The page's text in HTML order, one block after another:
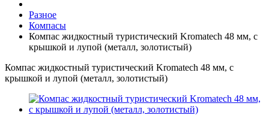
Разное
Компасы
Компас жидкостный туристический Kromatech 48 мм, с
крышкой и лупой (металл, золотистый)
Компас жидкостный туристический Kromatech 48 мм, с
крышкой и лупой (металл, золотистый)